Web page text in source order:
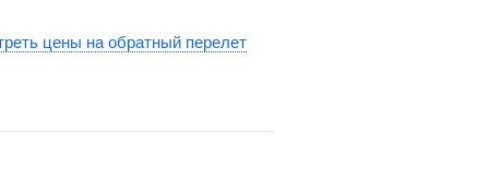
цены на обратный перелет